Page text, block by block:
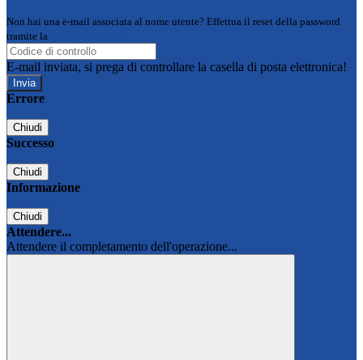
Non hai una e-mail associata al nome utente? Effettua il reset della password
tramite la
E-mail inviata, si prega di controllare la casella di posta elettronica!
Errore
Chiudi
Successo
Chiudi
Informazione
Chiudi
Attendere...
Attendere il completamento dell'operazione...